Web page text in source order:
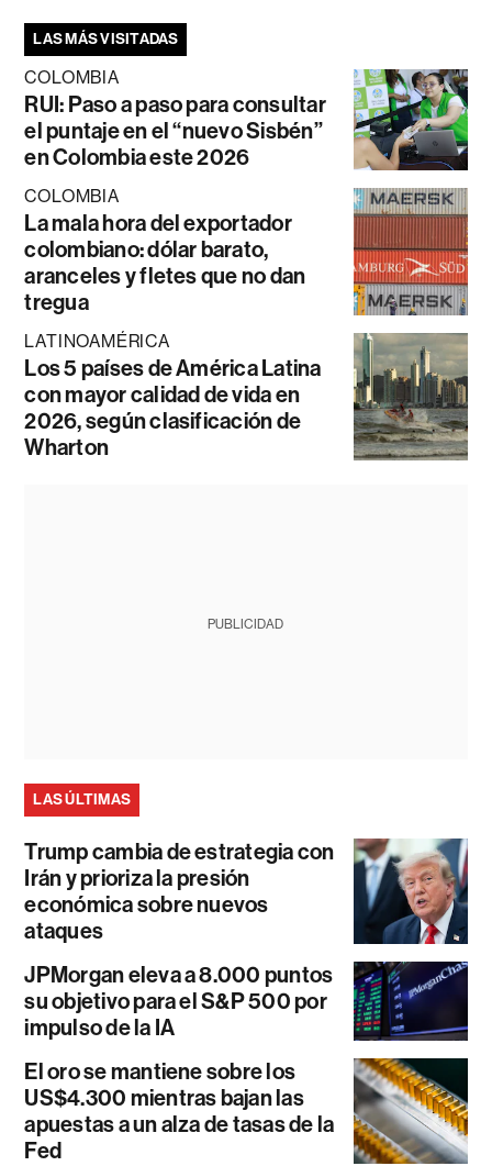
LAS MÁS VISITADAS
COLOMBIA
RUI: Paso a paso para consultar
el puntaje en el “nuevo Sisbén”
en Colombia este 2026
COLOMBIA
La mala hora del exportador
colombiano: dólar barato,
aranceles y fletes que no dan
tregua
LATINOAMÉRICA
Los 5 países de América Latina
con mayor calidad de vida en
2026, según clasificación de
Wharton
PUBLICIDAD
LAS ÚLTIMAS
Trump cambia de estrategia con
Irán y prioriza la presión
económica sobre nuevos
ataques
JPMorgan eleva a 8.000 puntos
su objetivo para el S&P 500 por
impulso de la IA
El oro se mantiene sobre los
US$4.300 mientras bajan las
apuestas a un alza de tasas de la
Fed